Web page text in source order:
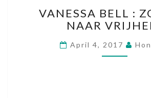
A
N
S
S
VANESSA BELL :
NAAR
April 4, 2017